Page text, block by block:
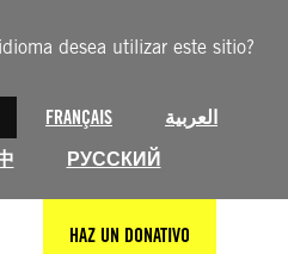
desea utilizar este sitio?
FRANÇAIS
العربية
РУССКИЙ
HAZ UN DONATIVO